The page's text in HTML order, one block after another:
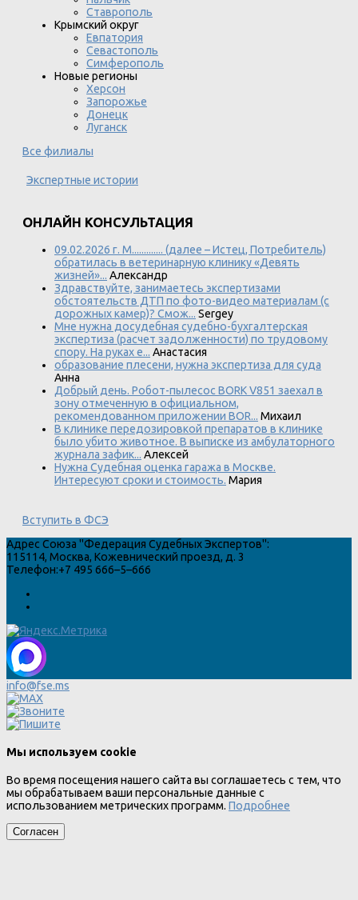
Ставрополь
Крымский округ
Евпатория
Севастополь
Симферополь
Новые регионы
Херсон
Запорожье
Донецк
Луганск
Все филиалы
Экспертные истории
ОНЛАЙН КОНСУЛЬТАЦИЯ
09.02.2026 г. М............. (далее – Истец, Потребитель)
обратилась в ветеринарную клинику «Девять
жизней»... Александр
Здравствуйте, занимаетесь экспертизами
обстоятельств ДТП по фото-видео материалам (с
дорожных камер)? Смож... Sergey
Мне нужна досудебная судебно-бухгалтерская
экспертиза (расчет задолженности) по трудовому
спору. На руках е... Анастасия
образование плесени, нужна экспертиза для суда
Анна
Добрый день. Робот-пылесос BORK V851 заехал в
зону отмеченную в официальном,
рекомендованном приложении BOR... Михаил
В клинике передозировкой препаратов в клинике
было убито животное. В выписке из амбулаторного
журнала зафик... Алексей
Нужна Судебная оценка гаража в Москве.
Интересуют сроки и стоимость. Мария
Вступить в ФСЭ
Адрес Союза "Федерация Судебных Экспертов":
115114, Москва, Кожевнический проезд, д. 3
Телефон:+7 495 666–5–666
info@fse.ms
Мы используем cookie
Во время посещения нашего сайта вы соглашаетесь с тем, что
мы обрабатываем ваши персональные данные с
использованием метрических программ. Подробнее
Согласен